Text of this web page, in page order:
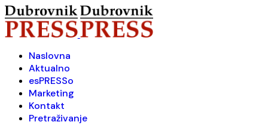
Naslovna
Aktualno
esPRESSo
Marketing
Kontakt
Pretraživanje